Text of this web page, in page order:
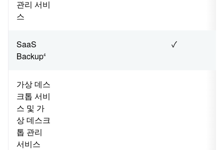
관리 서비
스
SaaS
Backup4
✓
가상 데스
크톱 서비
스 및 가
상 데스크
톱 관리
서비스